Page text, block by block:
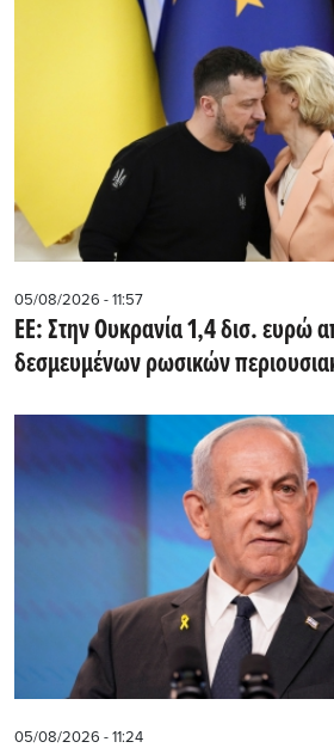
05/08/2026 - 11:57
ΕΕ: Στην Ουκρανία 1,4 δισ. ευρώ
δεσμευμένων ρωσικών
05/08/2026 - 11:24